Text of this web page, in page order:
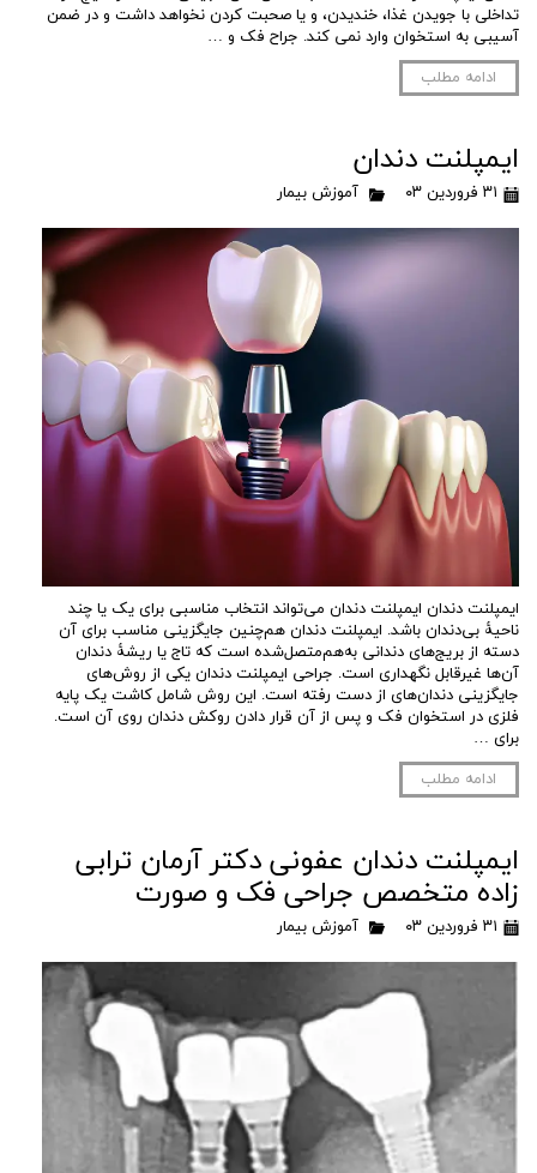
تداخلی با جویدن غذا، خندیدن، و یا صحبت کردن نخواهد داشت و در ضمن
آسیبی به استخوان وارد نمی کند. جراح فک و …
ادامه مطلب
ایمپلنت دندان
۳۱ فروردین ۰۳ آموزش بیمار
ایمپلنت دندان ایمپلنت دندان می‌تواند انتخاب مناسبی برای یک یا چند
ناحیۀ بی‌دندان باشد. ایمپلنت دندان هم‌چنین جایگزینی مناسب برای آن
دسته از بریج‌های دندانی به‌هم‌متصل‌شده‌ است که تاج یا ریشۀ دندان
آن‌ها غیرقابل نگهداری است. جراحی ایمپلنت دندان یکی از روش‌های
جایگزینی دندان‌های از دست رفته است. این روش شامل کاشت یک پایه
فلزی در استخوان فک و پس از آن قرار دادن روکش دندان روی آن است.
برای …
ادامه مطلب
ایمپلنت دندان عفونی دکتر آرمان ترابی
زاده متخصص جراحی فک و صورت
۳۱ فروردین ۰۳ آموزش بیمار